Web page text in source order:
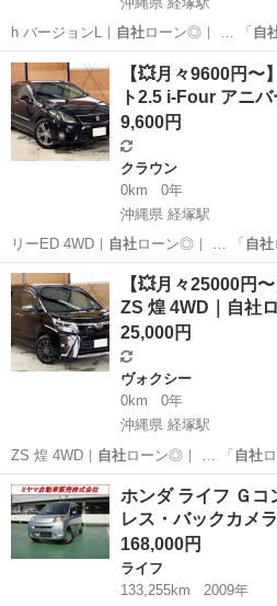
h バージョンL｜ 自社 ローン◎｜ … 「 自
沖縄 那覇市 経塚駅 LS
【💥月々9600円〜
ト2.5 i-Four アニ
9,600円
クラウン
0km
0年
沖縄県 経塚駅
リーED 4WD｜ 自社 ローン◎｜ … 「 自社
沖縄 経塚駅 クラウン
【💥月々25000円
ZS 煌 4WD｜自社
25,000円
ヴォクシー
0km
0年
沖縄県 経塚駅
ZS 煌 4WD｜ 自社 ローン◎｜ … 「 自社
沖縄 那覇市 経塚駅 ヴォクシー
ホンダ ライフ Ｇ
レス・バックカメ
168,000円
ライフ
133,255km
2009年